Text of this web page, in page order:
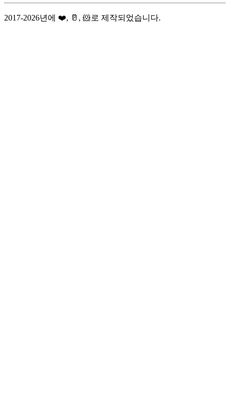
2017-2026년에 ❤️, 🥛, 🐹로 제작되었습니다.